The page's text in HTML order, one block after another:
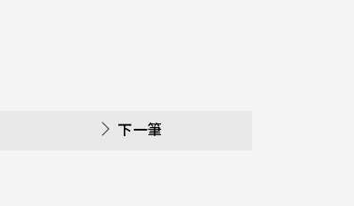
下一筆